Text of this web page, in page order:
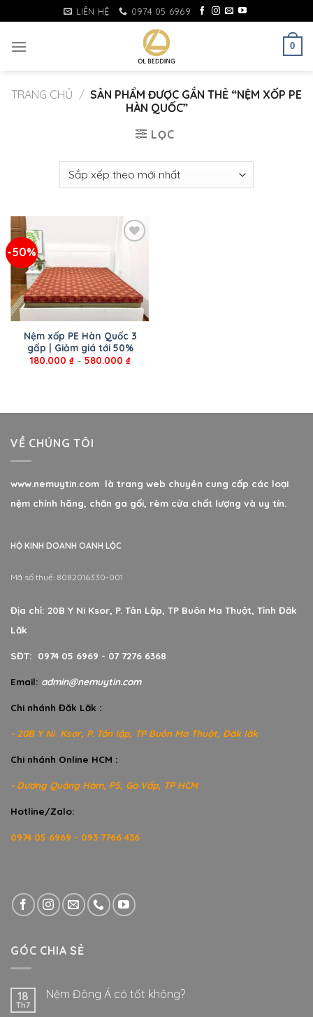
to
content
LIÊN HỆ 0974 05 6969
0
TRANG CHỦ / SẢN PHẨM ĐƯỢC GẮN THẺ “NỆM XỐP PE
HÀN QUỐC”
LỌC
-50%
Nệm xốp PE Hàn Quốc 3
gấp | Giảm giá tới 50%
180.000 ₫– 580.000 ₫
VỀ CHÚNG TÔI
www.nemuytin.com là trang web chuyên cung cấp các loại
nệm chính hãng, chăn ga gối, rèm cửa chất lượng và uy tín.
HỘ KINH DOANH OANH LỘC
Mã số thuế: 8082016330-001
Địa chỉ: 20B Y Ni Ksor, P. Tân Lập, TP Buôn Ma Thuột, Tỉnh Đăk
Lăk
SĐT: 0974 05 6969 - 07 7276 6368
Email: admin@nemuytin.com
Chi nhánh Đăk Lăk :
- 20B Y Ni Ksor, P. Tân lập, TP Buôn Ma Thuột, Đăk lăk
Chi nhánh Online HCM :
- Dương Quảng Hàm, P5, Gò Vấp, TP HCM
Hotline/Zalo:
0974 05 6969 - 093 7766 436
GÓC CHIA SẺ
18
Th7
Nệm Đông Á có tốt không?